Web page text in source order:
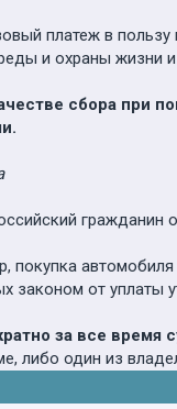
платеж в
и охраны жизни
сбора при
гражданин
покупка
законом от уплаты
за все время
либо один из